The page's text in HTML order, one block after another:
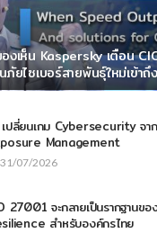
องเห็น Kaspersky เตือน
ยไซเบอร์สายพันธุ์ใหม่เข้าถึ
ปลี่ยนเกม Cybersecurity จ
Management
31/07/2026
27001 จะกลายเป็นรากฐานข
สำหรับองค์กรไทย